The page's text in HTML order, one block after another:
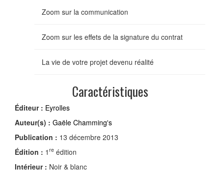
Zoom sur la communication
Zoom sur les effets de la signature du contrat
La vie de votre projet devenu réalité
Caractéristiques
Éditeur : Eyrolles
Auteur(s) : Gaële Chamming's
Publication : 13 décembre 2013
Édition : 1 re édition
Intérieur : Noir & blanc